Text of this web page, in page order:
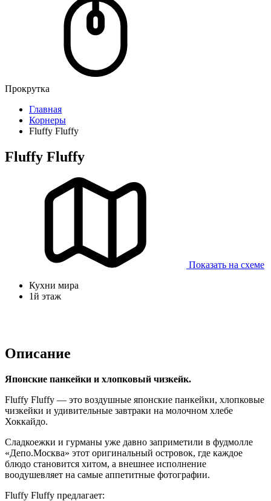
Прокрутка
Главная
Корнеры
Fluffy Fluffy
Fluffy Fluffy
Показать на схеме
Кухни мира
1й этаж
Описание
Японские панкейки и хлопковый чизкейк.
Fluffy Fluffy — это воздушные японские панкейки, хлопковые
чизкейки и удивительные завтраки на молочном хлебе
Хоккайдо.
Сладкоежки и гурманы уже давно заприметили в фудмолле
«Депо.Москва» этот оригинальный островок, где каждое
блюдо становится хитом, а внешнее исполнение
воодушевляет на самые аппетитные фотографии.
Fluffy Fluffy предлагает: